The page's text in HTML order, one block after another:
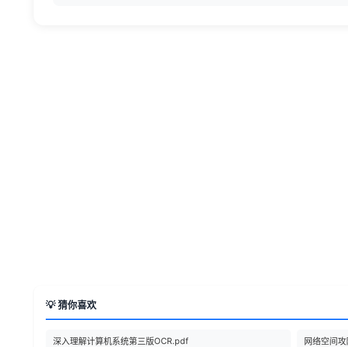
💡 猜你喜欢
深入理解计算机系统第三版OCR.pdf